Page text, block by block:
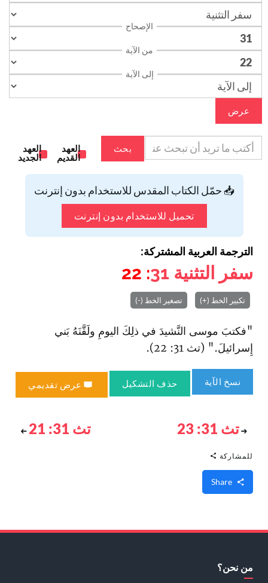
الإصحاح
من الآية
إلى الآية
عرض
بحث
العهد
القديم
العهد
الجديد
📥 حمّل الكتاب المقدس للاستخدام بدون إنترنت
تحميل للاستخدام بدون إنترنت
الترجمة العربية المشتركة:
سفر التثنية 31
: 22
تكبير الخط (+) تصغير الخط (-)
"فكتبَ موسى النَّشيدَ في ذلِكَ اليومِ ولَقَّنَهُ بَني
إِسرائيلَ." (تث 31: 22).
نسخ الآية حذف التشكيل عرض تقديمي
تث 31: 23 تث 31: 21
للمشاركة
من نحن؟